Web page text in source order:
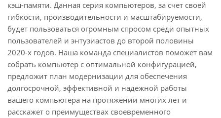
кэш-памяти. Данная серия компьютеров, за счет своей
гибкости, производительности и масштабируемости,
будет пользоваться огромным спросом среди опытных
пользователей и энтузиастов до второй половины
2020-х годов. Наша команда специалистов поможет вам
собрать компьютер с оптимальной конфигурацией,
предложит план модернизации для обеспечения
долгосрочной, эффективной и надежной работы
вашего компьютера на протяжении многих лет и
расскажет о преимуществах своевременного